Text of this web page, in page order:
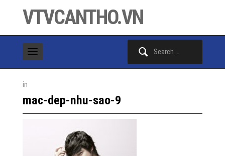
VTVCANTHO.VN
in
mac-dep-nhu-sao-9